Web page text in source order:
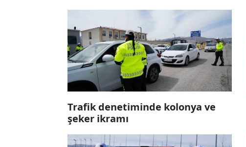
Trafik denetiminde kolonya ve
şeker ikramı